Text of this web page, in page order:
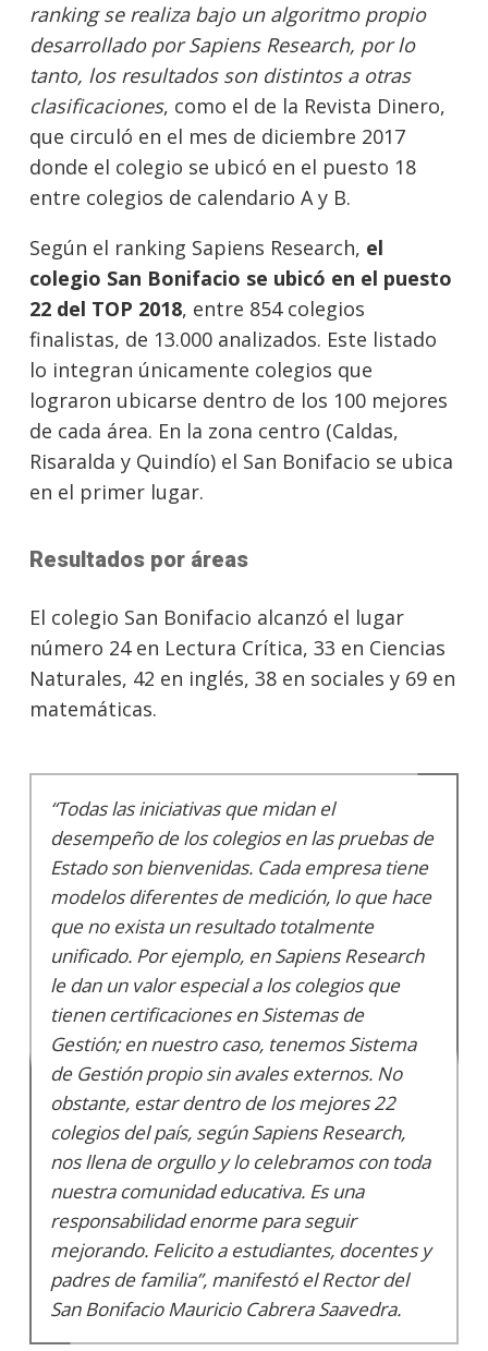
ranking se realiza bajo un algoritmo propio
desarrollado por Sapiens Research, por lo
tanto, los resultados son distintos a otras
clasificaciones, como el de la Revista Dinero,
que circuló en el mes de diciembre 2017
donde el colegio se ubicó en el puesto 18
entre colegios de calendario A y B.
Según el ranking Sapiens Research, el
colegio San Bonifacio se ubicó en el puesto
22 del TOP 2018, entre 854 colegios
finalistas, de 13.000 analizados. Este listado
lo integran únicamente colegios que
lograron ubicarse dentro de los 100 mejores
de cada área. En la zona centro (Caldas,
Risaralda y Quindío) el San Bonifacio se ubica
en el primer lugar.
Resultados por áreas
El colegio San Bonifacio alcanzó el lugar
número 24 en Lectura Crítica, 33 en Ciencias
Naturales, 42 en inglés, 38 en sociales y 69 en
matemáticas.
“Todas las iniciativas que midan el
desempeño de los colegios en las pruebas de
Estado son bienvenidas. Cada empresa tiene
modelos diferentes de medición, lo que hace
que no exista un resultado totalmente
unificado. Por ejemplo, en Sapiens Research
le dan un valor especial a los colegios que
tienen certificaciones en Sistemas de
Gestión; en nuestro caso, tenemos Sistema
de Gestión propio sin avales externos. No
obstante, estar dentro de los mejores 22
colegios del país, según Sapiens Research,
nos llena de orgullo y lo celebramos con toda
nuestra comunidad educativa. Es una
responsabilidad enorme para seguir
mejorando. Felicito a estudiantes, docentes y
padres de familia”, manifestó el Rector del
San Bonifacio Mauricio Cabrera Saavedra.